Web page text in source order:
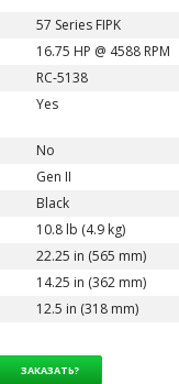
57 Series FIPK
16.75 HP @ 4588 RPM
RC-5138
Yes
No
Gen II
Black
10.8 lb (4.9 kg)
22.25 in (565 mm)
14.25 in (362 mm)
12.5 in (318 mm)